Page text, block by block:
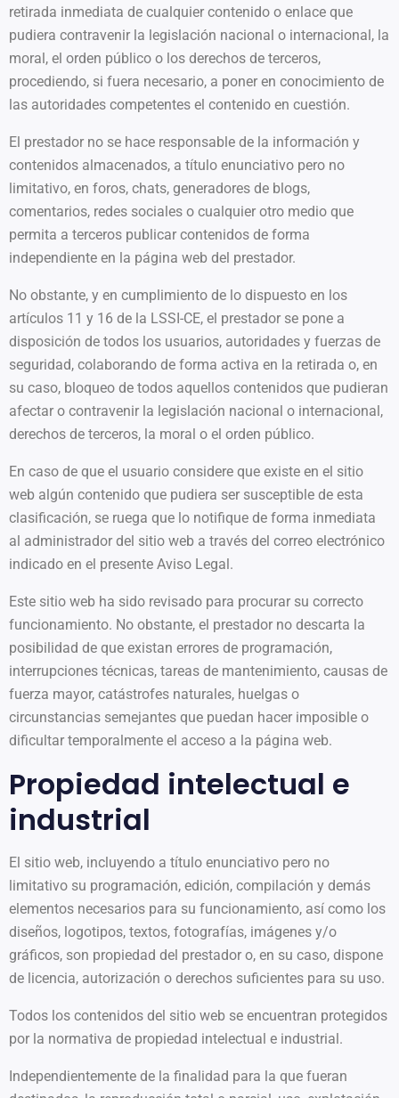
retirada inmediata de cualquier contenido o enlace que
pudiera contravenir la legislación nacional o internacional, la
moral, el orden público o los derechos de terceros,
procediendo, si fuera necesario, a poner en conocimiento de
las autoridades competentes el contenido en cuestión.
El prestador no se hace responsable de la información y
contenidos almacenados, a título enunciativo pero no
limitativo, en foros, chats, generadores de blogs,
comentarios, redes sociales o cualquier otro medio que
permita a terceros publicar contenidos de forma
independiente en la página web del prestador.
No obstante, y en cumplimiento de lo dispuesto en los
artículos 11 y 16 de la LSSI-CE, el prestador se pone a
disposición de todos los usuarios, autoridades y fuerzas de
seguridad, colaborando de forma activa en la retirada o, en
su caso, bloqueo de todos aquellos contenidos que pudieran
afectar o contravenir la legislación nacional o internacional,
derechos de terceros, la moral o el orden público.
En caso de que el usuario considere que existe en el sitio
web algún contenido que pudiera ser susceptible de esta
clasificación, se ruega que lo notifique de forma inmediata
al administrador del sitio web a través del correo electrónico
indicado en el presente Aviso Legal.
Este sitio web ha sido revisado para procurar su correcto
funcionamiento. No obstante, el prestador no descarta la
posibilidad de que existan errores de programación,
interrupciones técnicas, tareas de mantenimiento, causas de
fuerza mayor, catástrofes naturales, huelgas o
circunstancias semejantes que puedan hacer imposible o
dificultar temporalmente el acceso a la página web.
Propiedad intelectual e
industrial
El sitio web, incluyendo a título enunciativo pero no
limitativo su programación, edición, compilación y demás
elementos necesarios para su funcionamiento, así como los
diseños, logotipos, textos, fotografías, imágenes y/o
gráficos, son propiedad del prestador o, en su caso, dispone
de licencia, autorización o derechos suficientes para su uso.
Todos los contenidos del sitio web se encuentran protegidos
por la normativa de propiedad intelectual e industrial.
Independientemente de la finalidad para la que fueran